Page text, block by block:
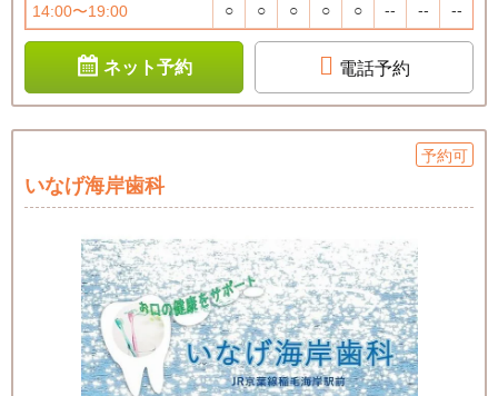
14:00〜19:00 ○ ○ ○ ○ ○ -- -- --
ネット予約 電話予約
予約可
いなげ海岸歯科